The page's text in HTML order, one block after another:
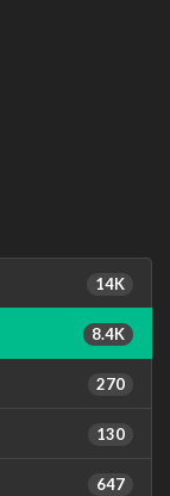
14K
8.4K
270
130
647